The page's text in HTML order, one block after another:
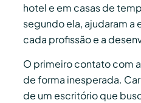
hotel e em casas de
segundo ela, ajudaram a
cada profissão e a
O primeiro contato com
de forma inesperada.
de um escritório que